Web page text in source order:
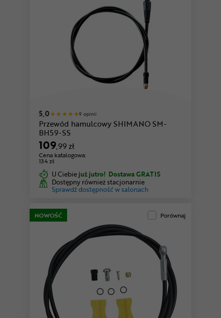
5,0 9 opinii
Przewód hamulcowy SHIMANO SM-
BH59-SS
109,99 zł
Cena katalogowa:
134 zł
U Ciebie już jutro! Dostawa GRATIS
Dostępny również stacjonarnie
Sprawdź dostępność w salonach
NOWOŚĆ Porównaj